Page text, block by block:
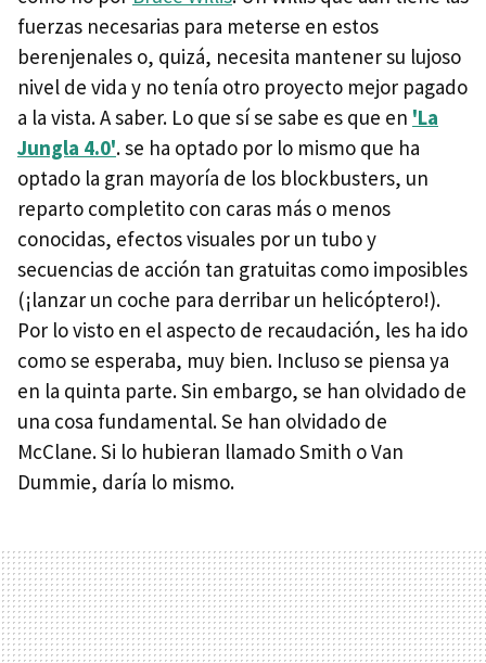
fuerzas necesarias para meterse en estos
berenjenales o, quizá, necesita mantener su lujoso
nivel de vida y no tenía otro proyecto mejor pagado
a la vista. A saber. Lo que sí se sabe es que en 'La
Jungla 4.0'. se ha optado por lo mismo que ha
optado la gran mayoría de los blockbusters, un
reparto completito con caras más o menos
conocidas, efectos visuales por un tubo y
secuencias de acción tan gratuitas como imposibles
(¡lanzar un coche para derribar un helicóptero!).
Por lo visto en el aspecto de recaudación, les ha ido
como se esperaba, muy bien. Incluso se piensa ya
en la quinta parte. Sin embargo, se han olvidado de
una cosa fundamental. Se han olvidado de
McClane. Si lo hubieran llamado Smith o Van
Dummie, daría lo mismo.